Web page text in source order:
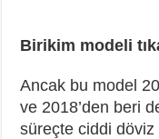
Birikim modeli
Ancak bu model
ve 2018’den beri
süreçte ciddi döviz